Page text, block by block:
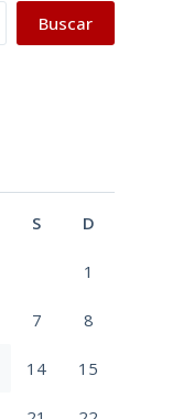
Buscar
S D
1
7 8
14 15